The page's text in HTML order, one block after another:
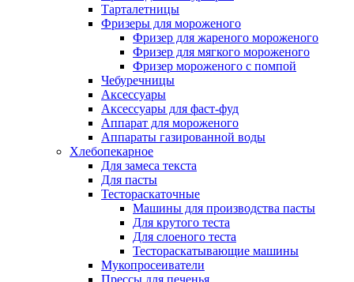
Тарталетницы
Фризеры для мороженого
Фризер для жареного мороженого
Фризер для мягкого мороженого
Фризер мороженого с помпой
Чебуречницы
Аксессуары
Аксессуары для фаст-фуд
Аппарат для мороженого
Аппараты газированной воды
Хлебопекарное
Для замеса текста
Для пасты
Тестораскаточные
Машины для производства пасты
Для крутого теста
Для слоеного теста
Тестораскатывающие машины
Мукопросеиватели
Прессы для печенья